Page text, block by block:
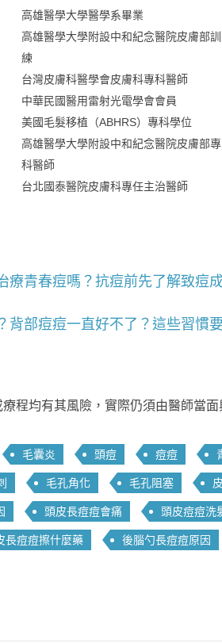
高雄醫學大學醫學系畢業
高雄醫學大學附設中和紀念醫院皮膚部訓
練
台灣皮膚科醫學會皮膚科專科醫師
中華民國醫用雷射光電學會會員
美國毛髮移植（ABHRS）專科學位
高雄醫學大學附設中和紀念醫院皮膚部專
科醫師
台北國泰醫院皮膚科專任主治醫師
療青春痘嗎？抗痘前先了解致痘
背部痘痘一直好不了？這些習慣要
程均有其風險，實際仍須由醫師當
毛囊炎 頭痘 痘痘
毛孔角化 毛孔阻塞
頭皮長痘痘會痛 頭皮痘痘洗
長痘痘擦什麼藥 後腦勺長痘痘原因